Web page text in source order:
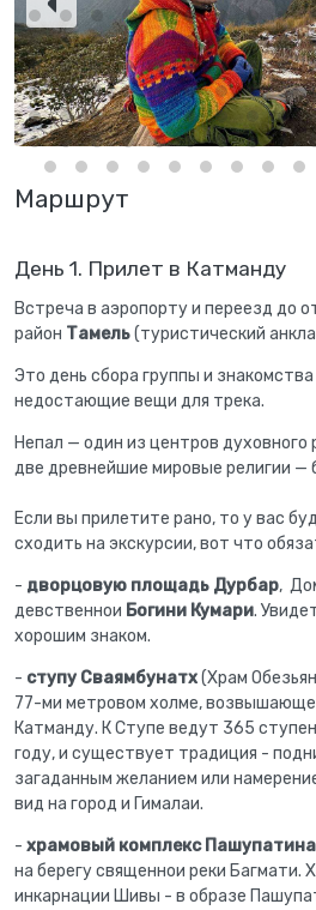
Маршрут
День 1. Прилет в Катманду
Встреча в аэропорту и переезд до
район Тамель(туристический
Это день сбора группы и
недостающие вещи для трека.
Непал — один из центров
две древнейшие мировые религии —
Если вы прилетите рано, то у вас
сходить на экскурсии, вот что
- дворцовую площадь Дурбар,
девственнои Богини Кумари.
хорошим знаком.
- ступу Сваямбунатх(Храм
77-ми метровом холме,
Катманду. К Ступе ведут 365
году, и существует традиция -
загаданным желанием или
вид на город и Гималаи.
- храмовый комплекс
на берегу священнои реки Багмати.
инкарнации Шивы - в образе